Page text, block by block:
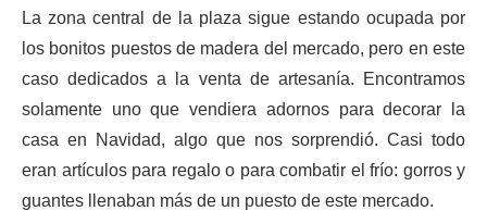
La zona central de la plaza sigue estando ocupada por
los bonitos puestos de madera del mercado, pero en este
caso dedicados a la venta de artesanía. Encontramos
solamente uno que vendiera adornos para decorar la
casa en Navidad, algo que nos sorprendió. Casi todo
eran artículos para regalo o para combatir el frío: gorros y
guantes llenaban más de un puesto de este mercado.